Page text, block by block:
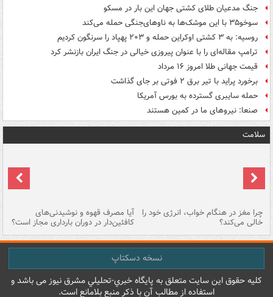
جنگ مدعیان طلای کشتی جهان این بار در مسکو
سوخو۳۵ با این موشک‌ها به ناوهای‌جنگی حمله می‌کند
روسیه: به ۳ کشتی اوکراین حمله و ۲۰۳ پهپاد را سرنگون کردیم
ترامپ مقاله‌ای را با عنوان پیروزی خیالی در جنگ ایران بازنشر کرد
قیمت جهانی طلا امروز ۱۶ مرداد
برخورد پراید با تیر برق ۲ فوتی بر جای گذاشت
حمله سایبری گسترده به بورس آمریکا
صنعا: نیروهای ما در کمین‌ هستند
سلامت
چرا مغز در هنگام خواب، انرژی خود را
خالی می‌کند؟
آیا مصرف قهوه و نوشیدنی‌های
کافئین‌دار در دوران بارداری مجاز است؟
نسخه دسکتاپ
کليه حقوق اين سايت متعلق به پایگاه خبري-تحليلي مشرق نيوز می باشد و
استفاده از مطالب آن با ذکر منبع بلامانع است.